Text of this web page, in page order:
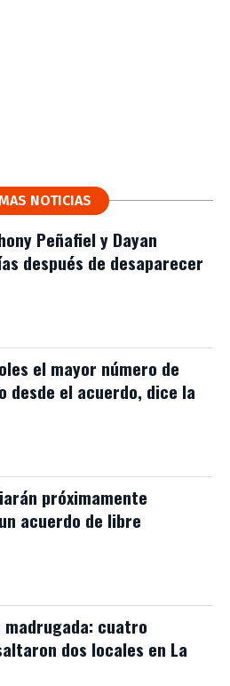
NOTICIAS
Peñafiel y Dayan
después de desaparecer
el mayor número de
desde el acuerdo, dice la
próximamente
acuerdo de libre
madrugada: cuatro
dos locales en La